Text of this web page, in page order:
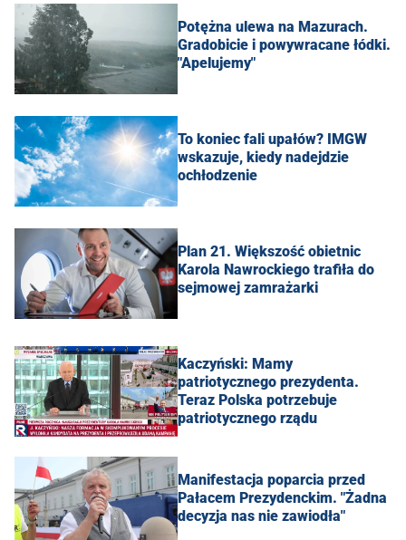
Potężna ulewa na Mazurach.
Gradobicie i powywracane łódki.
"Apelujemy"
To koniec fali upałów? IMGW
wskazuje, kiedy nadejdzie
ochłodzenie
Plan 21. Większość obietnic
Karola Nawrockiego trafiła do
sejmowej zamrażarki
Kaczyński: Mamy
patriotycznego prezydenta.
Teraz Polska potrzebuje
patriotycznego rządu
Manifestacja poparcia przed
Pałacem Prezydenckim. "Żadna
decyzja nas nie zawiodła"